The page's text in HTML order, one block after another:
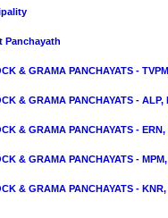
Panchayath
& GRAMA PANCHAYATS -
& GRAMA PANCHAYATS - ALP,
& GRAMA PANCHAYATS - ERN,
& GRAMA PANCHAYATS -
& GRAMA PANCHAYATS - KNR,